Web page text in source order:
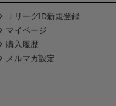
ＪリーグID新規登録
マイページ
購入履歴
メルマガ設定